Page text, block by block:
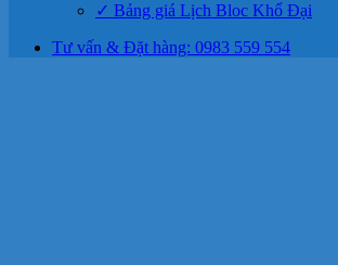
✓ Bảng giá Lịch Bloc Khổ Đại
Tư vấn & Đặt hàng: 0983 559 554